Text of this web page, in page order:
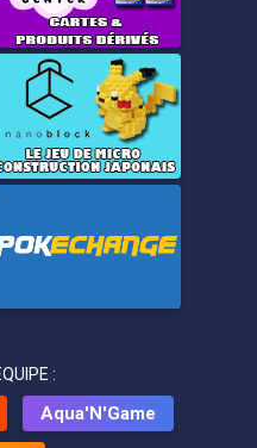
:
Aqua'N'Game